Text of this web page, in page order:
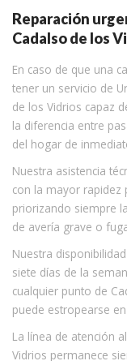
Reparación
Cadalso de los
En caso de que una
tener un servicio de
de los Vidrios capaz
la diferencia entre
del hogar de
Nuestra asistencia
con la mayor rapidez
priorizando siempre
de avería grave o
Nuestra
siete días de la
cualquier punto de
puede estropearse
La línea de atención
Vidrios permanece